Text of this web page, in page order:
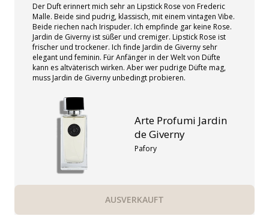
Der Duft erinnert mich sehr an Lipstick Rose von Frederic
Malle. Beide sind pudrig, klassisch, mit einem vintagen Vibe.
Beide riechen nach Irispuder. Ich empfinde gar keine Rose.
Jardin de Giverny ist süßer und cremiger. Lipstick Rose ist
frischer und trockener. Ich finde Jardin de Giverny sehr
elegant und feminin. Für Anfänger in der Welt von Düfte
kann es altväterisch wirken. Aber wer pudrige Düfte mag,
muss Jardin de Giverny unbedingt probieren.
Arte Profumi Jardin
de Giverny
Pafory
AUSVERKAUFT